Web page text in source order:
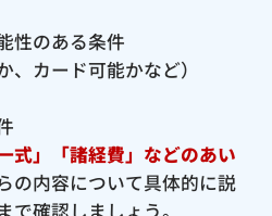
性のある条件
カード可能かなど）
一式」「諸経費」などのあい
の内容について具体的に説